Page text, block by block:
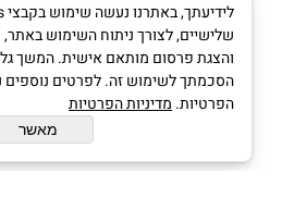
שלישיים, לצורך ניתוח השימוש באתר,
והצגת פרסום מותאם אישית. המשך
הסכמתך לשימוש זה. לפרטים נוספים
הפרטיות. מדיניות הפרטיות
מאשר